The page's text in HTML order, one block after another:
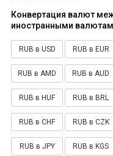
Конвертация валют
иностранными
RUB в USD RUB в EUR
RUB в AMD RUB в AUD
RUB в HUF RUB в BRL
RUB в CHF RUB в CZK
RUB в JPY RUB в KGS